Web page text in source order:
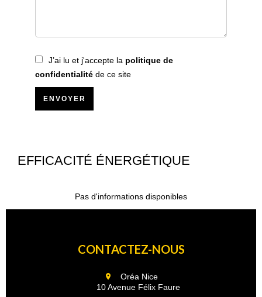
J’ai lu et j'accepte la politique de
confidentialité de ce site
ENVOYER
EFFICACITÉ ÉNERGÉTIQUE
Pas d'informations disponibles
CONTACTEZ-NOUS
Oréa Nice
10 Avenue Félix Faure